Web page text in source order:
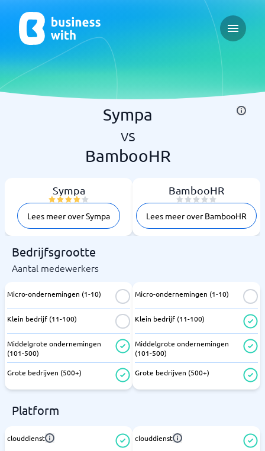
Open
Sympa
vs
BambooHR
Sympa
Lees meer over Sympa
BambooHR
Lees meer over BambooHR
Bedrijfsgrootte
Aantal medewerkers
Micro-ondernemingen (1-10)
Klein bedrijf (11-100)
Middelgrote ondernemingen
(101-500)
Grote bedrijven (500+)
Micro-ondernemingen (1-10)
Klein bedrijf (11-100)
Middelgrote ondernemingen
(101-500)
Grote bedrijven (500+)
Platform
clouddienst clouddienst